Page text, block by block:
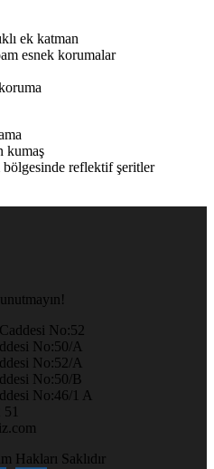
ek katman
esnek korumalar
kumaş
bölgesinde reflektif şeritler
No:52
No:50/A
No:52/A
No:50/B
No:46/1 A
Hakları Saklıdır